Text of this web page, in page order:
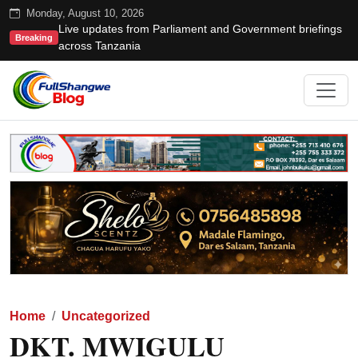
Monday, August 10, 2026
Breaking
Live updates from Parliament and Government briefings
across Tanzania
Home Uncategorized
DKT. MWIGULU